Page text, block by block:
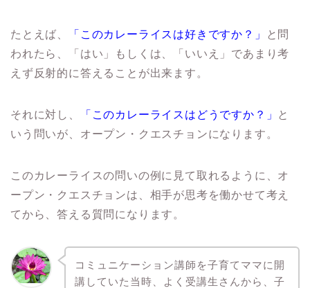
たとえば、 「このカレーライスは好きですか？」
と問
われたら、「はい」もしくは、「いいえ」であまり考
えず反射的に答えることが出来ます。
それに対し、 「このカレーライスはどうですか？」
と
いう問いが、オープン・クエスチョンになります。
このカレーライスの問いの例に見て取れるように、オ
ープン・クエスチョンは、相手が思考を働かせて考え
てから、答える質問になります。
コミュニケーション講師を子育てママに開
講していた当時、よく受講生さんから、子